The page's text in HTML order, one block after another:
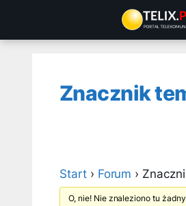
treści
Znacznik
Start › Forum ›
O, nie! Nie znaleziono tu